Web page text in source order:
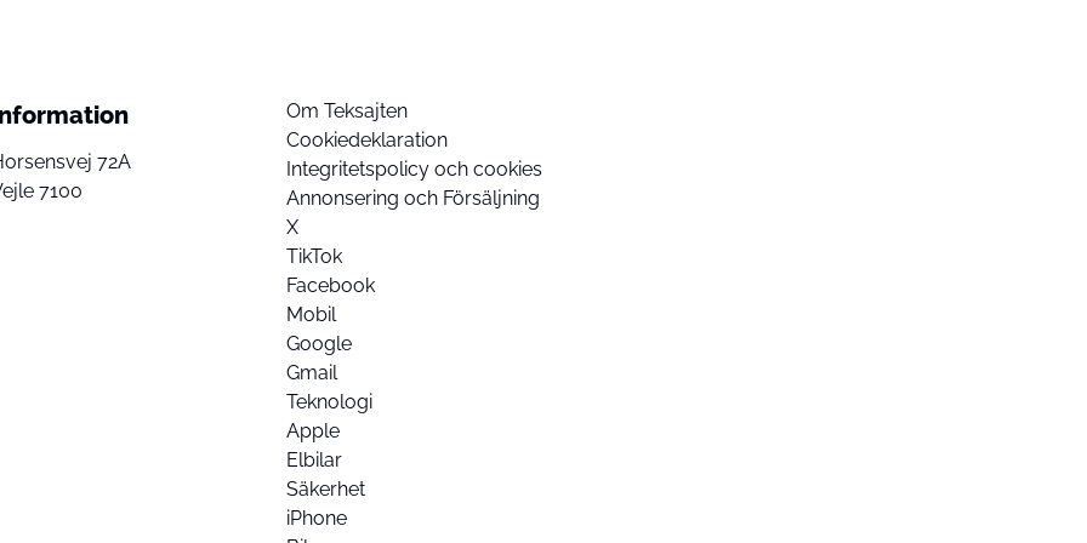
72A
7100
Om Teksajten
Cookiedeklaration
Integritetspolicy och cookies
Annonsering och Försäljning
X
TikTok
Facebook
Mobil
Google
Gmail
Teknologi
Apple
Elbilar
Säkerhet
iPhone